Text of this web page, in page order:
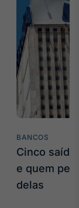
BANCOS
Cinco
e quem
delas